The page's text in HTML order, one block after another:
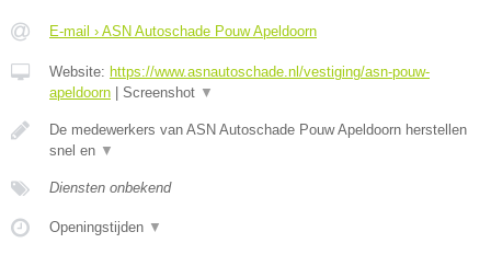
E-mail › ASN Autoschade Pouw Apeldoorn
Website: https://www.asnautoschade.nl/vestiging/asn-pouw-
apeldoorn | Screenshot ▼
De medewerkers van ASN Autoschade Pouw Apeldoorn herstellen
snel en ▼
Diensten onbekend
Openingstijden ▼